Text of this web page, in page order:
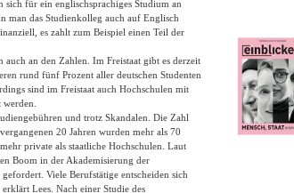
sich für ein englischsprachiges Studium an
man das Studienkolleg auch auf Englisch
es zahlt zum Beispiel einen Teil der
an den Zahlen. Im Freistaat gibt es derzeit
rund fünf Prozent aller deutschen Studenten
sind im Freistaat auch Hochschulen mit
und trotz Skandalen. Die Zahl
20 Jahren wurden mehr als 70
private als staatliche Hochschulen. Laut
Boom in der Akademisierung der
Viele Berufstätige entscheiden sich
Lees. Nach einer Studie des